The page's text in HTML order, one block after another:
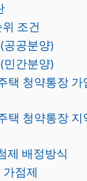
조건
공공분양)
민간분양)
택 청약통장 가
택 청약통장 지
제 배정방식
가점제